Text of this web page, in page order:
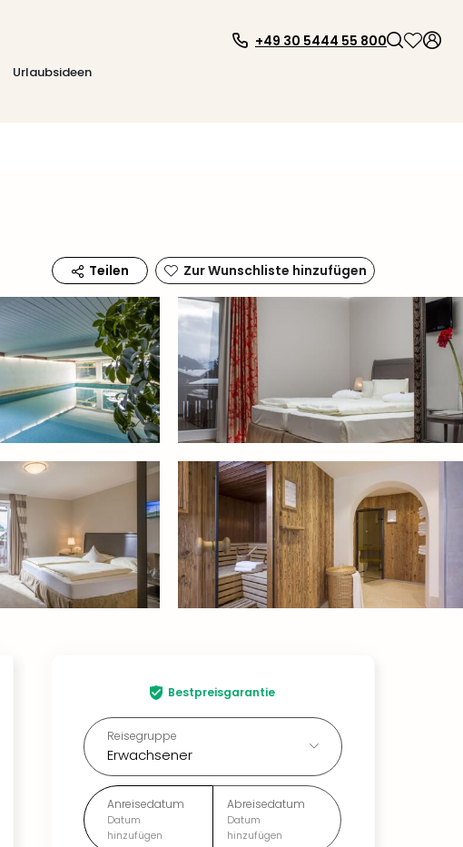
Urlaubsideen
+49 30 5444 55 800
Teilen Zur Wunschliste hinzufügen
Bestpreisgarantie
Reisegruppe
Erwachsener
Anreisedatum
Datum
hinzufügen
Abreisedatum
Datum
hinzufügen